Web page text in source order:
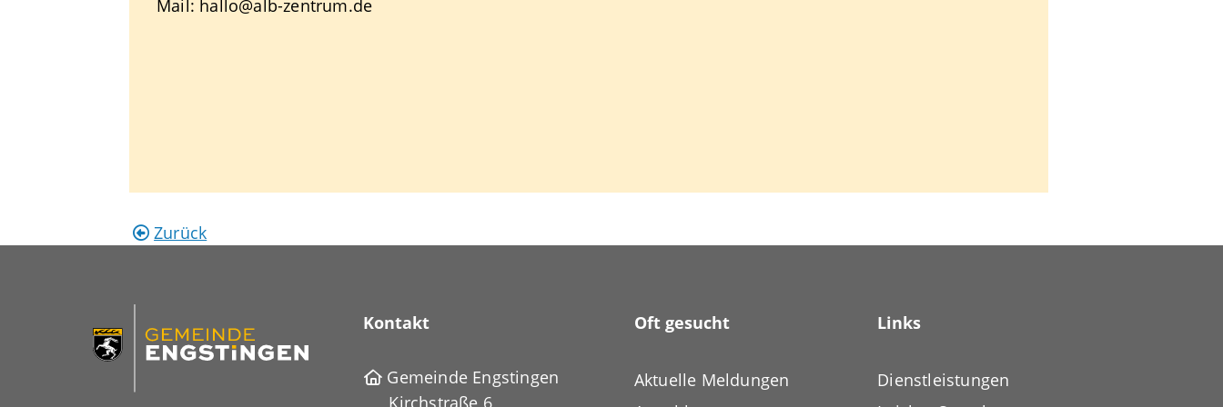
Mail: hallo@alb-zentrum.de
Zurück
Kontakt
Gemeinde Engstingen
Kirchstraße 6
Oft gesucht
Aktuelle Meldungen
Links
Dienstleistungen